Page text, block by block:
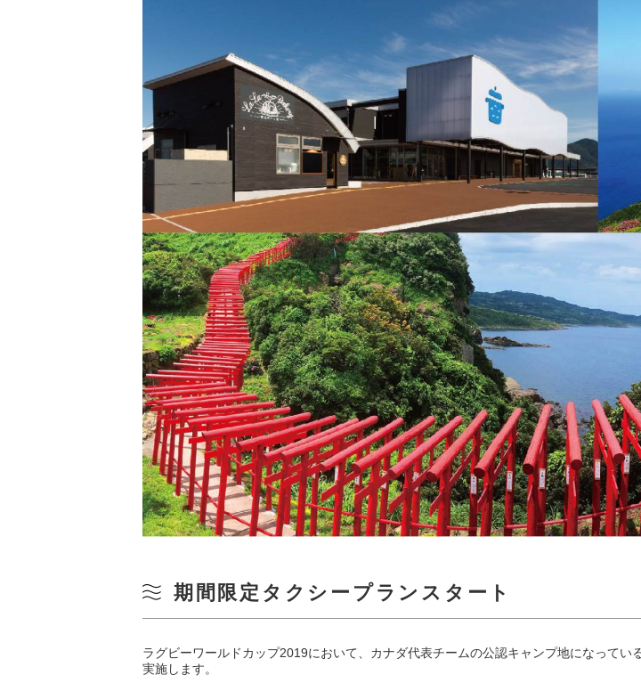
期間限定タクシープランスタート
ラグビーワールドカップ2019において、カナダ代表チームの公認キャンプ地になって
実施します。